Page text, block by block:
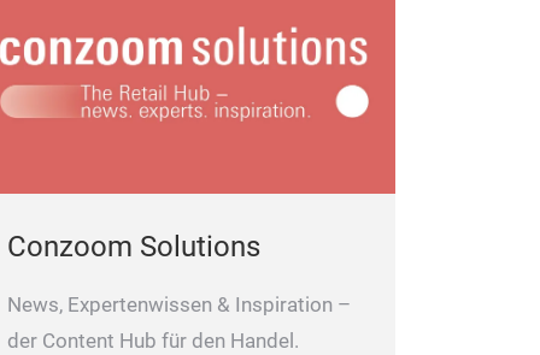
Conzoom Solutions
News, Expertenwissen & Inspiration –
der Content Hub für den Handel.